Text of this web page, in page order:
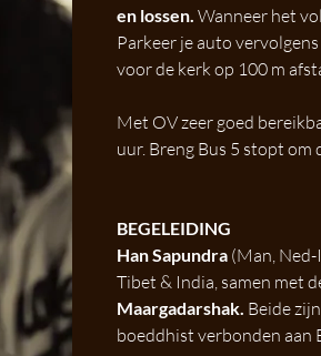
en lossen. Wanneer het
Parkeer je auto
voor de kerk op 100 m
Met OV zeer goed
uur. Breng Bus 5 stopt om
BEGELEIDING
Han Sapundra (Man, Ned-
Tibet & India, samen met
Maargadarshak. Beide
boeddhist verbonden